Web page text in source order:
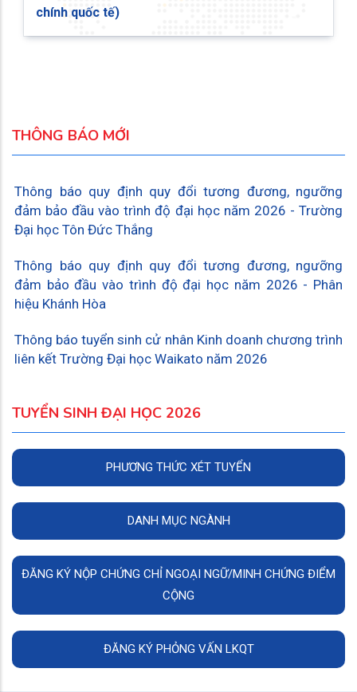
chính quốc tế)
THÔNG BÁO MỚI
Thông báo quy định quy đổi tương đương, ngưỡng
đảm bảo đầu vào trình độ đại học năm 2026 - Trường
Đại học Tôn Đức Thắng
Thông báo quy định quy đổi tương đương, ngưỡng
đảm bảo đầu vào trình độ đại học năm 2026 - Phân
hiệu Khánh Hòa
Thông báo tuyển sinh cử nhân Kinh doanh chương trình
liên kết Trường Đại học Waikato năm 2026
TUYỂN SINH ĐẠI HỌC 2026
PHƯƠNG THỨC XÉT TUYỂN
DANH MỤC NGÀNH
ĐĂNG KÝ NỘP CHỨNG CHỈ NGOẠI NGỮ/MINH CHỨNG ĐIỂM
CỘNG
ĐĂNG KÝ PHỎNG VẤN LKQT